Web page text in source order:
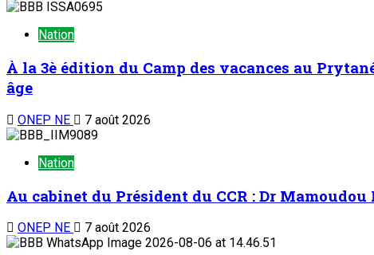
Nation
À la 3è édition du Camp des vacances au
âge
ONEP NE 7 août 2026
Nation
Au cabinet du Président du CCR : Dr
ONEP NE 7 août 2026